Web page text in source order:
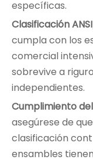
específicas.
Clasificación
cumpla con los
comercial
sobrevive a
independientes.
Cumplimiento
asegúrese de
clasificación
ensambles